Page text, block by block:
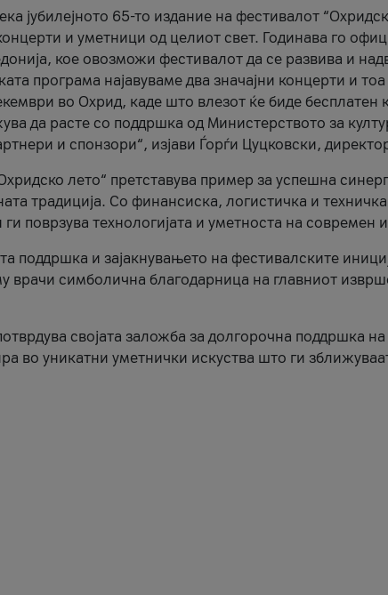
јубилејното 65-то издание на фестивалот
и уметници од целиот свет. Годинава го
кое овозможи фестивалот да се развива и
програма најавуваме два значајни концерти и
во Охрид, каде што влезот ќе биде бесплатен
да расте со поддршка од Министерството за
и спонзори“, изјави Ѓорѓи Цуцковски,
лето“ претставува пример за успешна
традиција. Со финансиска, логистичка и
ги поврзува технологијата и уметноста на современ
поддршка и зајакнувањето на фестивалските
врачи симболична благодарница на главниот
својата заложба за долгорочна поддршка на
во уникатни уметнички искуства што ги